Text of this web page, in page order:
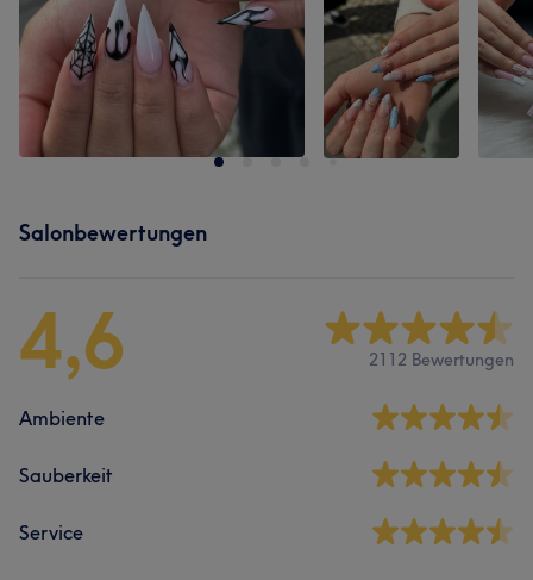
Salonbewertungen
4,6 2112 Bewertungen
Ambiente
Sauberkeit
Service